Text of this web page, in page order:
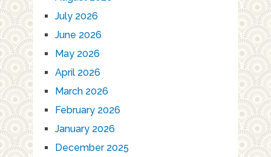
July 2026
June 2026
May 2026
April 2026
March 2026
February 2026
January 2026
December 2025